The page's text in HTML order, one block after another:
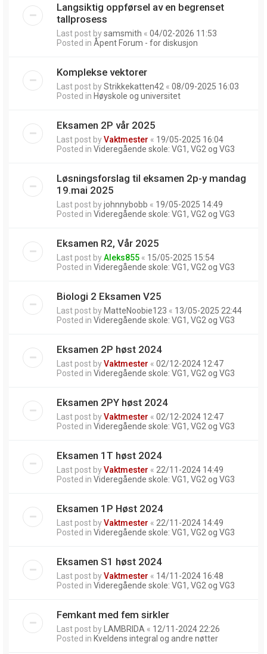
Langsiktig oppførsel av en begrenset
tallprosess
Last post bysamsmith « 04/02-2026 11:53
Posted in Åpent Forum - for diskusjon
Komplekse vektorer
Last post byStrikkekatten42 « 08/09-2025 16:03
Posted in Høyskole og universitet
Eksamen 2P vår 2025
Last post byVaktmester « 19/05-2025 16:04
Posted in Videregående skole: VG1, VG2 og VG3
Løsningsforslag til eksamen 2p-y mandag
19.mai 2025
Last post byjohnnybobb « 19/05-2025 14:49
Posted in Videregående skole: VG1, VG2 og VG3
Eksamen R2, Vår 2025
Last post byAleks855 « 15/05-2025 15:54
Posted in Videregående skole: VG1, VG2 og VG3
Biologi 2 Eksamen V25
Last post by MatteNoobie123 « 13/05-2025 22:44
Posted in Videregående skole: VG1, VG2 og VG3
Eksamen 2P høst 2024
Last post byVaktmester « 02/12-2024 12:47
Posted in Videregående skole: VG1, VG2 og VG3
Eksamen 2PY høst 2024
Last post byVaktmester « 02/12-2024 12:47
Posted in Videregående skole: VG1, VG2 og VG3
Eksamen 1T høst 2024
Last post byVaktmester « 22/11-2024 14:49
Posted in Videregående skole: VG1, VG2 og VG3
Eksamen 1P Høst 2024
Last post byVaktmester « 22/11-2024 14:49
Posted in Videregående skole: VG1, VG2 og VG3
Eksamen S1 høst 2024
Last post byVaktmester « 14/11-2024 16:48
Posted in Videregående skole: VG1, VG2 og VG3
Femkant med fem sirkler
Last post by LAMBRIDA « 12/11-2024 22:26
Posted in Kveldens integral og andre nøtter